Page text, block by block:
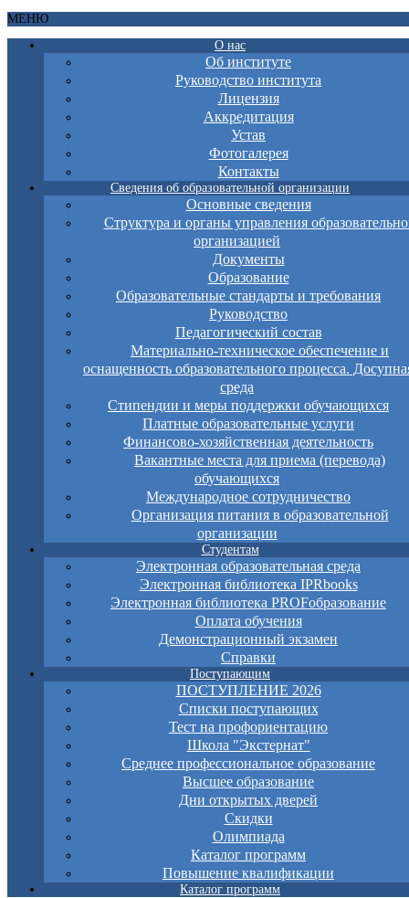
МЕНЮ
О нас
Об институте
Руководство института
Лицензия
Аккредитация
Устав
Фотогалерея
Контакты
Сведения об образовательной организации
Основные сведения
Структура и органы управления
организацией
Документы
Образование
Образовательные стандарты и требования
Руководство
Педагогический состав
Материально-техническое обеспечение и
оснащенность образовательного процесса.
среда
Стипендии и меры поддержки обучающихся
Платные образовательные услуги
Финансово-хозяйственная деятельность
Вакантные места для приема (перевода)
обучающихся
Международное сотрудничество
Организация питания в образовательной
организации
Студентам
Электронная образовательная среда
Электронная библиотека IPRbooks
Электронная библиотека PROFобразование
Оплата обучения
Демонстрационный экзамен
Справки
Поступающим
ПОСТУПЛЕНИЕ 2026
Списки поступающих
Тест на профориентацию
Школа "Экстернат"
Среднее профессиональное образование
Высшее образование
Дни открытых дверей
Скидки
Олимпиада
Каталог программ
Повышение квалификации
Каталог программ